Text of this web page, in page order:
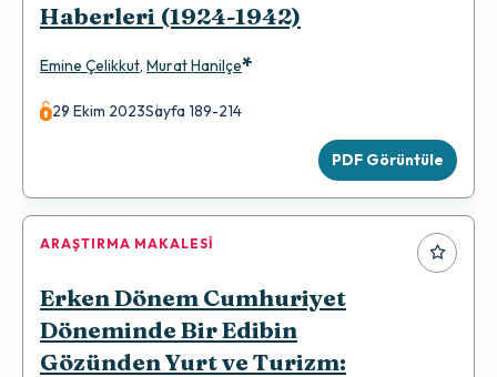
Haberleri (1924-1942)
Emine Çelikkut, Murat Hanilçe*
29 Ekim 2023Sayfa 189-214
PDF Görüntüle
ARAŞTIRMA MAKALESI
Erken Dönem Cumhuriyet
Döneminde Bir Edibin
Gözünden Yurt ve Turizm: